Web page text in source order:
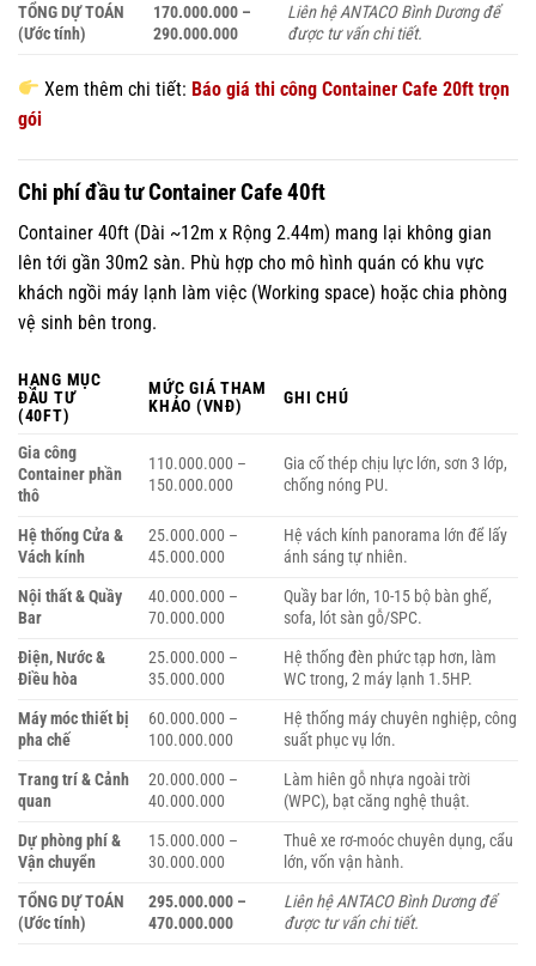
TỔNG DỰ TOÁN
(Ước tính)
170.000.000 –
290.000.000
Liên hệ ANTACO Bình Dương để
được tư vấn chi tiết.
Xem thêm chi tiết: Báo giá thi công Container Cafe 20ft trọn
gói
Chi phí đầu tư Container Cafe 40ft
Container 40ft (Dài ~12m x Rộng 2.44m) mang lại không gian
lên tới gần 30m2 sàn. Phù hợp cho mô hình quán có khu vực
khách ngồi máy lạnh làm việc (Working space) hoặc chia phòng
vệ sinh bên trong.
HẠNG MỤC
ĐẦU TƯ
(40FT)
MỨC GIÁ THAM
KHẢO (VNĐ)
GHI CHÚ
Gia công
Container phần
thô
110.000.000 –
150.000.000
Gia cố thép chịu lực lớn, sơn 3 lớp,
chống nóng PU.
Hệ thống Cửa &
Vách kính
25.000.000 –
45.000.000
Hệ vách kính panorama lớn để lấy
ánh sáng tự nhiên.
Nội thất & Quầy
Bar
40.000.000 –
70.000.000
Quầy bar lớn, 10-15 bộ bàn ghế,
sofa, lót sàn gỗ/SPC.
Điện, Nước &
Điều hòa
25.000.000 –
35.000.000
Hệ thống đèn phức tạp hơn, làm
WC trong, 2 máy lạnh 1.5HP.
Máy móc thiết bị
pha chế
60.000.000 –
100.000.000
Hệ thống máy chuyên nghiệp, công
suất phục vụ lớn.
Trang trí & Cảnh
quan
20.000.000 –
40.000.000
Làm hiên gỗ nhựa ngoài trời
(WPC), bạt căng nghệ thuật.
Dự phòng phí &
Vận chuyển
15.000.000 –
30.000.000
Thuê xe rơ-moóc chuyên dụng, cẩu
lớn, vốn vận hành.
TỔNG DỰ TOÁN
(Ước tính)
295.000.000 –
470.000.000
Liên hệ ANTACO Bình Dương để
được tư vấn chi tiết.